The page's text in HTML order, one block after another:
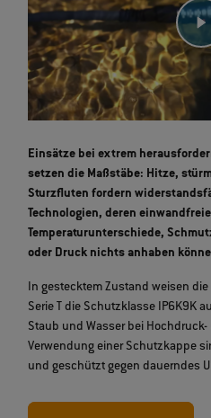
Einsätze bei extrem
setzen die Maßstäbe: Hitze,
Sturzfluten fordern
Technologien, deren
Temperaturunterschiede,
oder Druck nichts anhaben
In gestecktem Zustand weisen die
Serie T die Schutzklasse IP6K9K
Staub und Wasser bei
Verwendung einer Schutzkappe
und geschützt gegen dauerndes